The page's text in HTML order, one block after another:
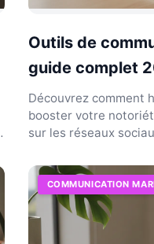
Outils de
guide complet
Découvrez comment
booster votre
sur les réseaux
COMMUNICATION